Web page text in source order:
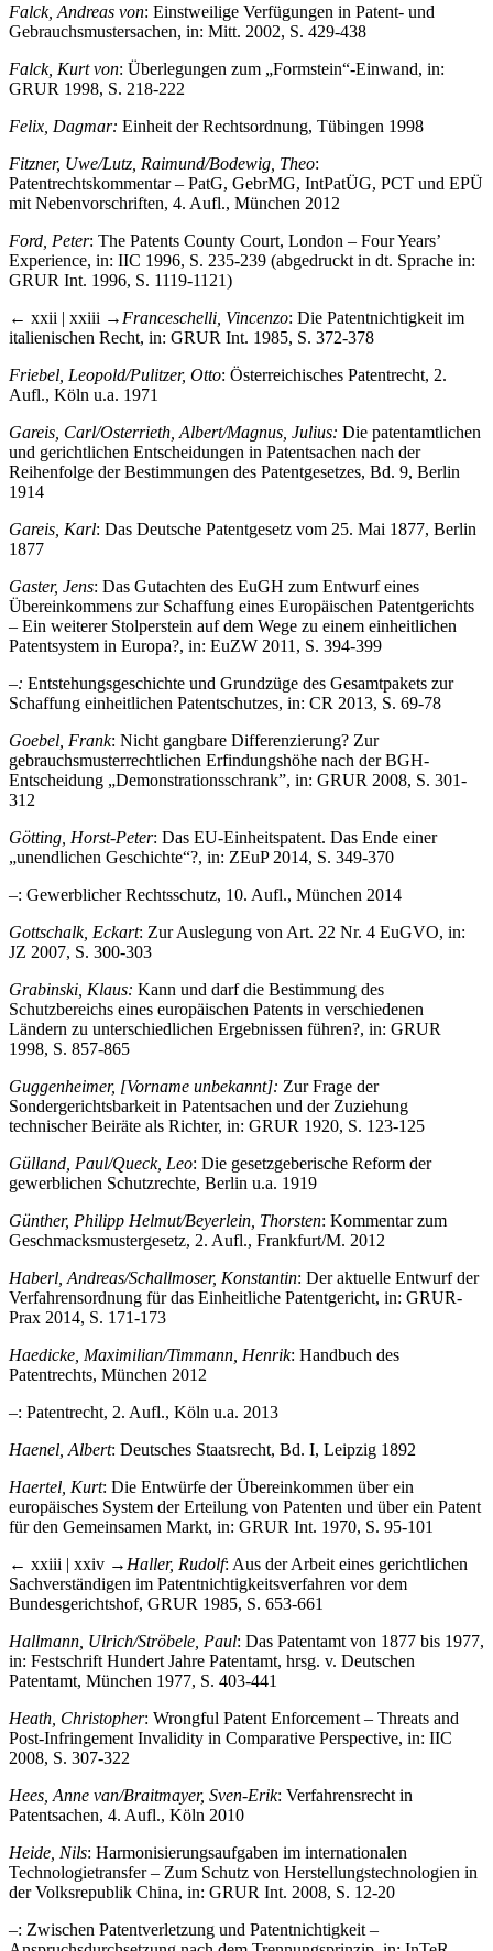
Falck, Andreas von: Einstweilige Verfügungen in Patent- und
Gebrauchsmustersachen, in: Mitt. 2002, S. 429-438
Falck, Kurt von: Überlegungen zum „Formstein“-Einwand, in:
GRUR 1998, S. 218-222
Felix, Dagmar: Einheit der Rechtsordnung, Tübingen 1998
Fitzner, Uwe/Lutz, Raimund/Bodewig, Theo:
Patentrechtskommentar – PatG, GebrMG, IntPatÜG, PCT und EPÜ
mit Nebenvorschriften, 4. Aufl., München 2012
Ford, Peter: The Patents County Court, London – Four Years’
Experience, in: IIC 1996, S. 235-239 (abgedruckt in dt. Sprache in:
GRUR Int. 1996, S. 1119-1121)
← xxii | xxiii → Franceschelli, Vincenzo: Die Patentnichtigkeit im
italienischen Recht, in: GRUR Int. 1985, S. 372-378
Friebel, Leopold/Pulitzer, Otto: Österreichisches Patentrecht, 2.
Aufl., Köln u.a. 1971
Gareis, Carl/Osterrieth, Albert/Magnus, Julius: Die patentamtlichen
und gerichtlichen Entscheidungen in Patentsachen nach der
Reihenfolge der Bestimmungen des Patentgesetzes, Bd. 9, Berlin
1914
Gareis, Karl: Das Deutsche Patentgesetz vom 25. Mai 1877, Berlin
1877
Gaster, Jens: Das Gutachten des EuGH zum Entwurf eines
Übereinkommens zur Schaffung eines Europäischen Patentgerichts
– Ein weiterer Stolperstein auf dem Wege zu einem einheitlichen
Patentsystem in Europa?, in: EuZW 2011, S. 394-399
–: Entstehungsgeschichte und Grundzüge des Gesamtpakets zur
Schaffung einheitlichen Patentschutzes, in: CR 2013, S. 69-78
Goebel, Frank: Nicht gangbare Differenzierung? Zur
gebrauchsmusterrechtlichen Erfindungshöhe nach der BGH-
Entscheidung „Demonstrationsschrank”, in: GRUR 2008, S. 301-
312
Götting, Horst-Peter: Das EU-Einheitspatent. Das Ende einer
„unendlichen Geschichte“?, in: ZEuP 2014, S. 349-370
–: Gewerblicher Rechtsschutz, 10. Aufl., München 2014
Gottschalk, Eckart: Zur Auslegung von Art. 22 Nr. 4 EuGVO, in:
JZ 2007, S. 300-303
Grabinski, Klaus: Kann und darf die Bestimmung des
Schutzbereichs eines europäischen Patents in verschiedenen
Ländern zu unterschiedlichen Ergebnissen führen?, in: GRUR
1998, S. 857-865
Guggenheimer, [Vorname unbekannt]: Zur Frage der
Sondergerichtsbarkeit in Patentsachen und der Zuziehung
technischer Beiräte als Richter, in: GRUR 1920, S. 123-125
Gülland, Paul/Queck, Leo: Die gesetzgeberische Reform der
gewerblichen Schutzrechte, Berlin u.a. 1919
Günther, Philipp Helmut/Beyerlein, Thorsten: Kommentar zum
Geschmacksmustergesetz, 2. Aufl., Frankfurt/M. 2012
Haberl, Andreas/Schallmoser, Konstantin: Der aktuelle Entwurf der
Verfahrensordnung für das Einheitliche Patentgericht, in: GRUR-
Prax 2014, S. 171-173
Haedicke, Maximilian/Timmann, Henrik: Handbuch des
Patentrechts, München 2012
–: Patentrecht, 2. Aufl., Köln u.a. 2013
Haenel, Albert: Deutsches Staatsrecht, Bd. I, Leipzig 1892
Haertel, Kurt: Die Entwürfe der Übereinkommen über ein
europäisches System der Erteilung von Patenten und über ein Patent
für den Gemeinsamen Markt, in: GRUR Int. 1970, S. 95-101
← xxiii | xxiv → Haller, Rudolf: Aus der Arbeit eines gerichtlichen
Sachverständigen im Patentnichtigkeitsverfahren vor dem
Bundesgerichtshof, GRUR 1985, S. 653-661
Hallmann, Ulrich/Ströbele, Paul: Das Patentamt von 1877 bis 1977,
in: Festschrift Hundert Jahre Patentamt, hrsg. v. Deutschen
Patentamt, München 1977, S. 403-441
Heath, Christopher: Wrongful Patent Enforcement – Threats and
Post-Infringement Invalidity in Comparative Perspective, in: IIC
2008, S. 307-322
Hees, Anne van/Braitmayer, Sven-Erik: Verfahrensrecht in
Patentsachen, 4. Aufl., Köln 2010
Heide, Nils: Harmonisierungsaufgaben im internationalen
Technologietransfer – Zum Schutz von Herstellungstechnologien in
der Volksrepublik China, in: GRUR Int. 2008, S. 12-20
–: Zwischen Patentverletzung und Patentnichtigkeit –